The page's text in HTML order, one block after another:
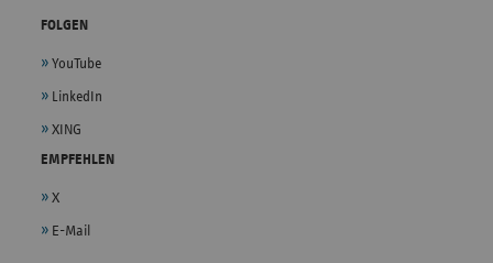
FOLGEN
YouTube
LinkedIn
XING
EMPFEHLEN
X
E-Mail